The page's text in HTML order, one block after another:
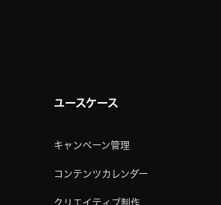
ユースケース
キャンペーン管理
コンテンツカレンダー
クリエイティブ制作